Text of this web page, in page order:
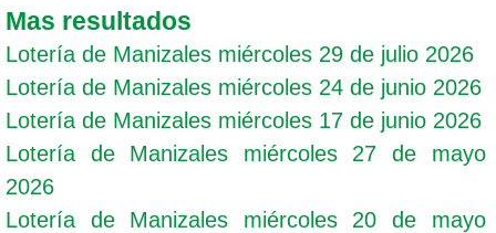
Mas resultados
Lotería de Manizales miércoles 29 de julio 2026
Lotería de Manizales miércoles 24 de junio 2026
Lotería de Manizales miércoles 17 de junio 2026
Lotería de Manizales miércoles 27 de mayo
2026
Lotería de Manizales miércoles 20 de mayo